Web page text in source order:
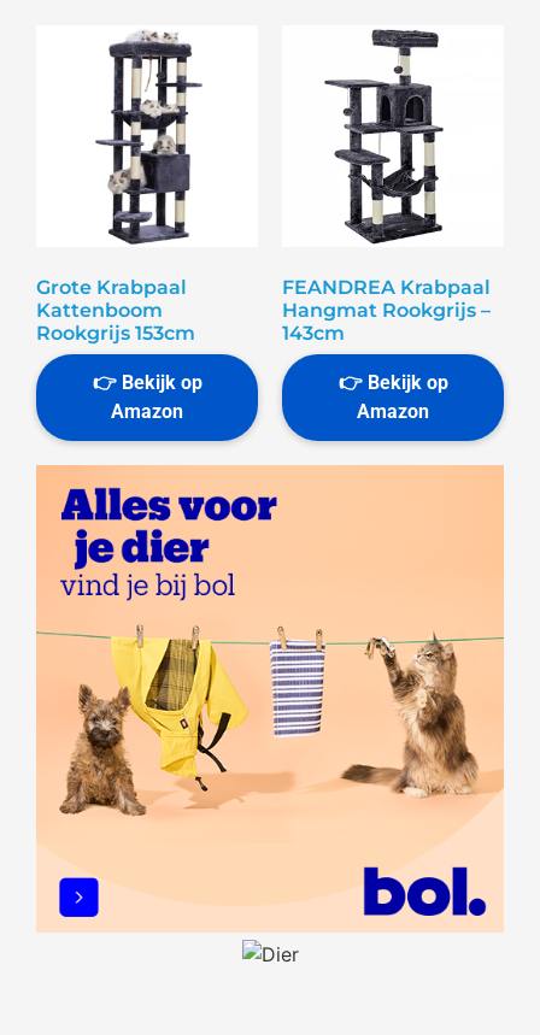
Grote Krabpaal
Kattenboom
Rookgrijs 153cm
FEANDREA Krabpaal
Hangmat Rookgrijs –
143cm